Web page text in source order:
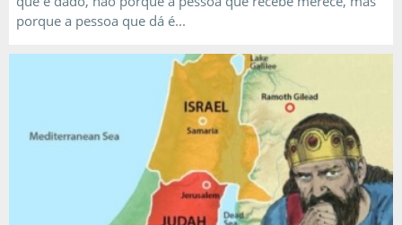
porque a pessoa que dá é...